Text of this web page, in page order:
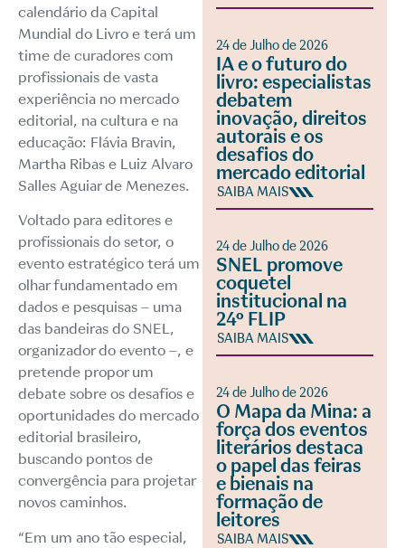
calendário da Capital
Mundial do Livro e terá um
time de curadores com
profissionais de vasta
experiência no mercado
editorial, na cultura e na
educação: Flávia Bravin,
Martha Ribas e Luiz Alvaro
Salles Aguiar de Menezes.
Voltado para editores e
profissionais do setor, o
evento estratégico terá um
olhar fundamentado em
dados e pesquisas – uma
das bandeiras do SNEL,
organizador do evento –, e
pretende propor um
debate sobre os desafios e
oportunidades do mercado
editorial brasileiro,
buscando pontos de
convergência para projetar
novos caminhos.
“Em um ano tão especial,
24 de Julho de 2026
IA e o futuro do
livro: especialistas
debatem
inovação, direitos
autorais e os
desafios do
mercado editorial
SAIBA MAIS
24 de Julho de 2026
SNEL promove
coquetel
institucional na
24º FLIP
SAIBA MAIS
24 de Julho de 2026
O Mapa da Mina: a
força dos eventos
literários destaca
o papel das feiras
e bienais na
formação de
leitores
SAIBA MAIS